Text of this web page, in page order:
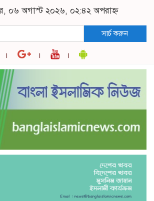
০৬ অগাস্ট ২০২৬, ০২:৪২ অপরাহ্ন
সার্চ করুন